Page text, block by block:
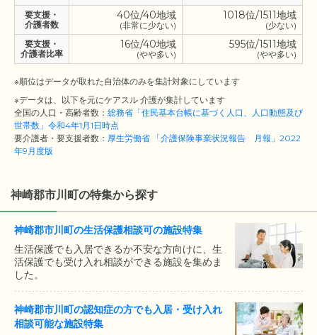
要支援・
介護者数
40位/40地域
(非常に少ない)
1018位/1511地域
(少ない)
要支援・
介護者比率
16位/40地域
(やや多い)
595位/1511地域
(やや多い)
※順位はデータが取れた自治体のみを集計対象にしています
※データは、以下を元にケアスル 介護が集計しています
全国の人口・高齢者数： 総務省「住民基本台帳に基づく人口、人口動態及び
世帯数」令和4年1月1日時点
要介護者・要支援者数： 厚生労働省 「介護保険事業状況報告 月報」2022
年9月度版
神崎郡市川町の特集から探す
神崎郡市川町の生活保護相談可の施設特集
生活保護でも入居できるか不安な方向けに、生
活保護でも受け入れ相談ができる施設を集めま
した。
神崎郡市川町の認知症の方でも入居・受け入れ
相談可能な施設特集